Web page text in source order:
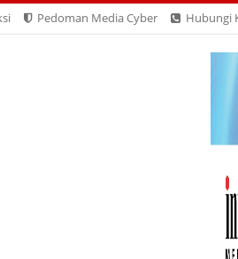
Pedoman Media Cyber Hubungi